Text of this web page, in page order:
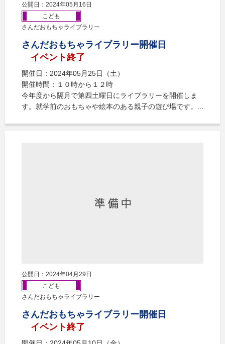
公開日：2024年05月16日
こども
さんだおもちゃライブラリー
さんだおもちゃライブラリー開催日
イベント終了
開催日：2024年05月25日（土）
開催時間：１０時から１２時
今年度から隔月で第四土曜日にライブラリーを開催しま
す。就学前のおもちゃや絵本のある親子の遊び場です。...
公開日：2024年04月29日
こども
さんだおもちゃライブラリー
さんだおもちゃライブラリー開催日
イベント終了